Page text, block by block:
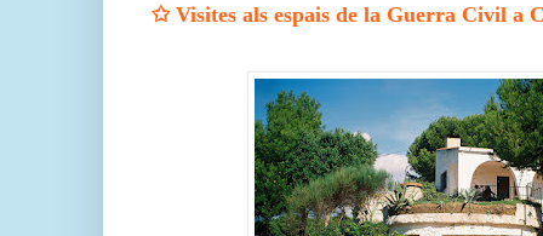
✩ Visites als espais de la Guerra Civil a